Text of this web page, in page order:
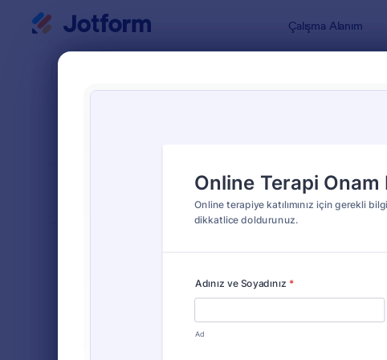
Çalışma Alanım
Klasik
689